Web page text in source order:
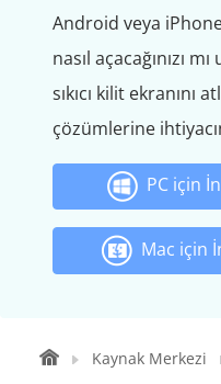
Android veya
nasıl açacağınızı
sıkıcı kilit ekranını
çözümlerine
PC için
Mac için
Kaynak Merkezi